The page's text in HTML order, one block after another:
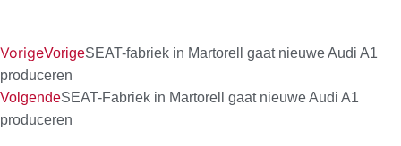
VorigeVorigeSEAT-fabriek in Martorell gaat nieuwe Audi A1
produceren
VolgendeSEAT-Fabriek in Martorell gaat nieuwe Audi A1
produceren